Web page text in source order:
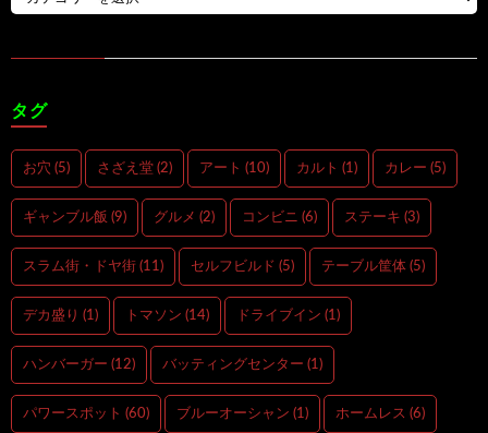
タグ
お穴 (5) さざえ堂 (2) アート (10) カルト (1) カレー (5)
ギャンブル飯 (9) グルメ (2) コンビニ (6) ステーキ (3)
スラム街・ドヤ街 (11) セルフビルド (5) テーブル筐体 (5)
デカ盛り (1) トマソン (14) ドライブイン (1)
ハンバーガー (12) バッティングセンター (1)
パワースポット (60) ブルーオーシャン (1) ホームレス (6)